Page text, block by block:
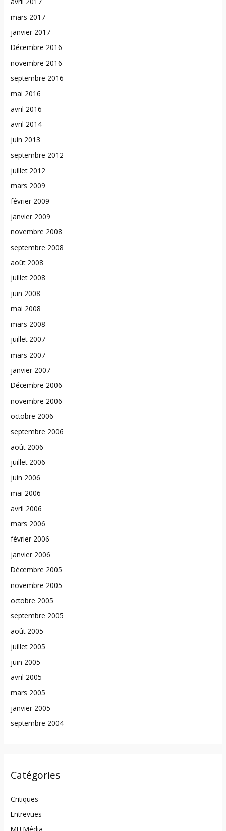
mars 2017
janvier 2017
Décembre 2016
novembre 2016
septembre 2016
mai 2016
avril 2016
avril 2014
juin 2013
septembre 2012
juillet 2012
mars 2009
février 2009
janvier 2009
novembre 2008
septembre 2008
août 2008
juillet 2008
juin 2008
mai 2008
mars 2008
juillet 2007
mars 2007
janvier 2007
Décembre 2006
novembre 2006
octobre 2006
septembre 2006
août 2006
juillet 2006
juin 2006
mai 2006
avril 2006
mars 2006
février 2006
janvier 2006
Décembre 2005
novembre 2005
octobre 2005
septembre 2005
août 2005
juillet 2005
juin 2005
avril 2005
mars 2005
janvier 2005
septembre 2004
Catégories
Critiques
Entrevues